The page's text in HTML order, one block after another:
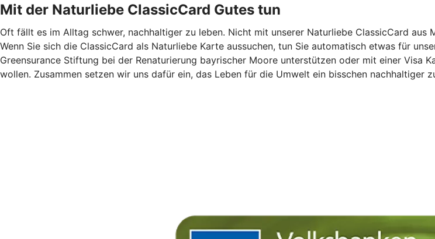
Mit der Naturliebe ClassicCard Gutes tun
Oft fällt es im Alltag schwer, nachhaltiger zu leben. Nicht mit unserer Naturliebe ClassicCard aus
Wenn Sie sich die ClassicCard als Naturliebe Karte aussuchen, tun Sie automatisch etwas für
Greensurance Stiftung bei der Renaturierung bayrischer Moore unterstützen oder mit einer Visa
wollen. Zusammen setzen wir uns dafür ein, das Leben für die Umwelt ein bisschen nachhaltiger